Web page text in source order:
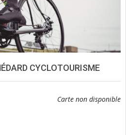
CYCLOTOURISME
Carte non disponible